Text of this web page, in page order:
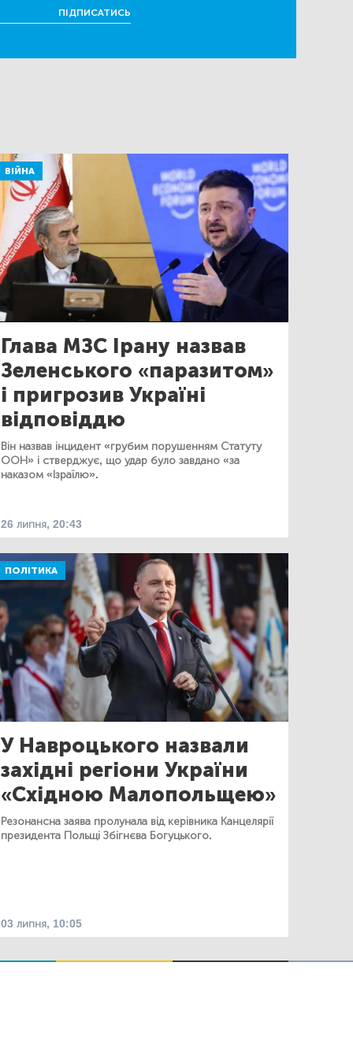
ПІДПИСАТИСЬ
ВІЙНА
Глава МЗС Ірану назвав
Зеленського «паразитом»
і пригрозив Україні
відповіддю
Він назвав інцидент «грубим порушенням Статуту
ООН» і стверджує, що удар було завдано «за
наказом «Ізраїлю».
26 липня, 20:43
ПОЛІТИКА
У Навроцького назвали
західні регіони України
«Східною Малопольщею»
Резонансна заява пролунала від керівника Канцелярії
президента Польщі Збігнєва Богуцького.
03 липня, 10:05